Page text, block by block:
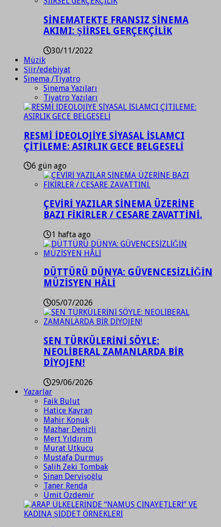
SİNEMATEKTE FRANSIZ SİNEMA
AKIMI: ŞİİRSEL GERÇEKÇİLİK
30/11/2022
Müzik
Şiir/edebiyat
Sinema /Tiyatro
Sinema Yazıları
Tiyatro Yazıları
RESMİ İDEOLOJİYE SİYASAL İSLAMCI
ÇİTİLEME: ASIRLIK GECE BELGESELİ
6 gün ago
ÇEVİRİ YAZILAR SİNEMA ÜZERİNE
BAZI FİKİRLER / CESARE ZAVATTİNİ.
1 hafta ago
DÜTTÜRÜ DÜNYA: GÜVENCESİZLİĞİN
MÜZİSYEN HÂLİ
05/07/2026
SEN TÜRKÜLERİNİ SÖYLE:
NEOLİBERAL ZAMANLARDA BİR
DİYOJEN!
29/06/2026
Yazarlar
Faik Bulut
Hatice Kavran
Mahir Konuk
Mazhar Denizli
Mert Yıldırım
Murat Utkucu
Mustafa Durmuş
Salih Zeki Tombak
Sinan Dervişoğlu
Taner Renda
Ümit Özdemir